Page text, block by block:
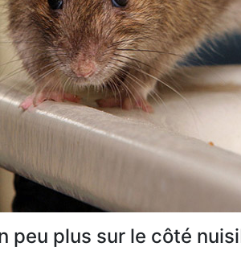
peu plus sur le côté